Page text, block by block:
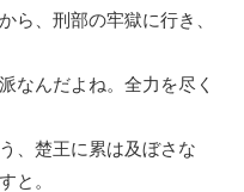
ら、刑部の牢獄に行き、
なんだよね。全力を尽く
、楚王に累は及ぼさな
と。